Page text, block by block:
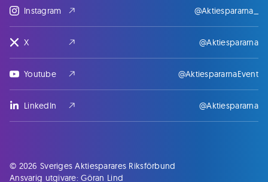
Instagram @Aktiespararna_
X @Aktiespararna
Youtube @AktiespararnaEvent
LinkedIn @Aktiespararna
© 2026 Sveriges Aktiesparares Riksförbund
Ansvarig utgivare: Göran Lind